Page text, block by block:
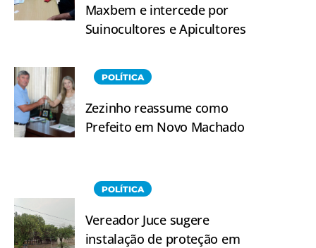
Maxbem e intercede por
Suinocultores e Apicultores
POLÍTICA
Zezinho reassume como
Prefeito em Novo Machado
POLÍTICA
Vereador Juce sugere
instalação de proteção em